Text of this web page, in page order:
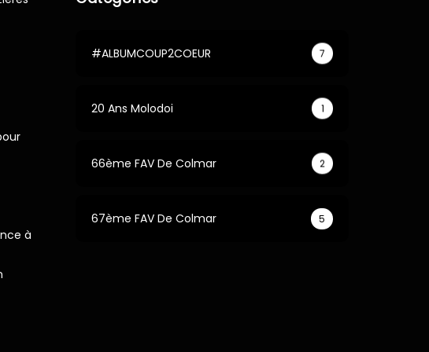
à
#ALBUMCOUP2COEUR 7
20 Ans Molodoi 1
66ème FAV De Colmar 2
67ème FAV De Colmar 5